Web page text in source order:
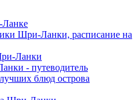
Шри-Ланки, расписание на
Ланки
- путеводитель
блюд острова